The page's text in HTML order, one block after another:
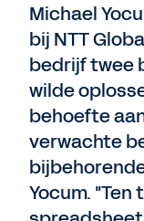
Michael
bij NTT
bedrijf twee
wilde
behoefte
verwachte
Yocum.